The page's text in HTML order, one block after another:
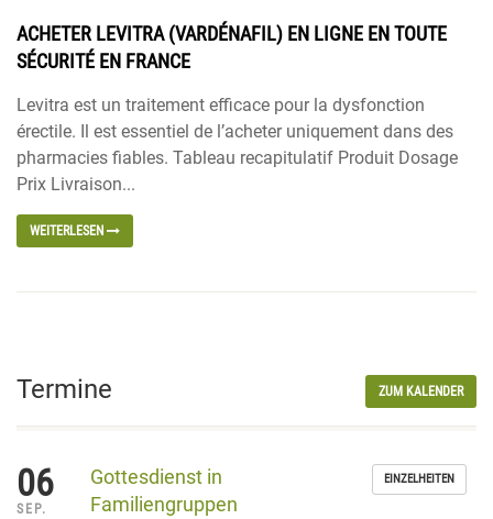
ACHETER LEVITRA (VARDÉNAFIL) EN LIGNE EN TOUTE
SÉCURITÉ EN FRANCE
Levitra est un traitement efficace pour la dysfonction
érectile. Il est essentiel de l’acheter uniquement dans des
pharmacies fiables. Tableau recapitulatif Produit Dosage
Prix Livraison...
WEITERLESEN
ZUM KALENDER
Termine
06
SEP.
Gottesdienst in
Familiengruppen
EINZELHEITEN